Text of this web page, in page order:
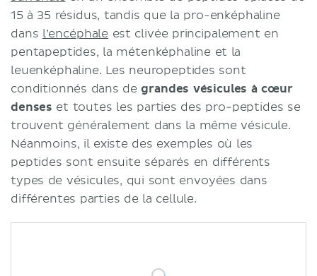
15 à 35 résidus, tandis que la pro-enképhaline
dans l’encéphale est clivée principalement en
pentapeptides, la métenképhaline et la
leuenképhaline. Les neuropeptides sont
conditionnés dans degrandes vésicules à cœur
denses et toutes les parties des pro-peptides se
trouvent généralement dans la même vésicule.
Néanmoins, il existe des exemples où les
peptides sont ensuite séparés en différents
types de vésicules, qui sont envoyées dans
différentes parties de la cellule.